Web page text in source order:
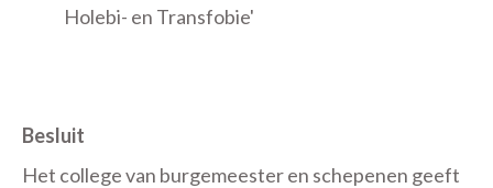
Holebi- en Transfobie'
Besluit
Het college van burgemeester en schepenen geeft